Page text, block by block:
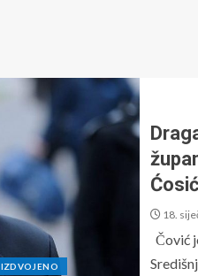
IZDVOJENO
18.
Čović